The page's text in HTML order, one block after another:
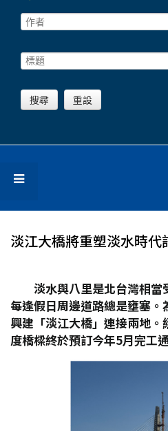
淡江大橋將重塑淡水時
淡水與八里是北台灣相
每逢假日周邊道路總是壅塞
興建「淡江大橋」連接兩地
度橋樑終於預訂今年5月完工